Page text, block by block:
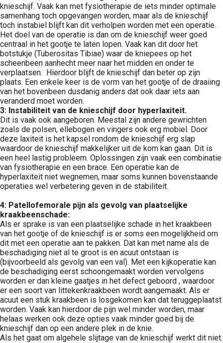
knieschijf. Vaak kan met fysiotherapie de iets minder optimale
samenhang toch opgevangen worden, maar als de knieschijf
toch instabiel blijft kan dit verholpen worden met een operatie.
Het doel van de operatie is dan om de knieschijf weer goed
centraal in het gootje te laten lopen. Vaak kan dit door het
botstukje (Tuberositas Tibiae) waar de kniepees op het
scheenbeen aanhecht meer naar het midden en onder te
verplaatsen. Hierdoor blijft de knieschijf dan beter op zijn
plaats. Een enkele keer is de vorm van het gootje of de draaiing
van het bovenbeen dusdanig anders dat ook daar iets aan
veranderd moet worden.
3: Instabiliteit van de knieschijf door hyperlaxiteit.
Dit is vaak ook aangeboren. Meestal zijn andere gewrichten
zoals de polsen, ellebogen en vingers ook erg mobiel. Door
deze laxiteit is het kapsel rondom de knieschijf erg slap
waardoor de knieschijf makkelijker uit de kom kan gaan. Dit is
een heel lastig probleem. Oplossingen zijn vaak een combinatie
van fysiotherapie en een brace. Een operatie kan de
hyperlaxiteit niet wegnemen, maar soms kunnen bovenstaande
operaties wel verbetering geven in de stabiliteit.
4: Patellofemorale pijn als gevolg van plaatselijke
kraakbeenschade:
Als er sprake is van een plaatselijke schade in het kraakbeen
van het gootje of de knieschijf is er soms een mogelijkheid om
dit met een operatie aan te pakken. Dat kan met name als de
beschadiging niet al te groot is en acuut ontstaan is
(bijvoorbeeld als gevolg van een val). Met een kijkoperatie kan
de beschadiging eerst schoongemaakt worden vervolgens
worden er dan kleine gaatjes in het defect geboord , waardoor
er een soort van littekenkraakbeen wordt aangemaakt. Als er
acuut een stuk kraakbeen is losgekomen kan dat teruggeplaatst
worden. Vaak kan hierdoor de pijn wel minder worden, maar
helaas werken ook deze opties vaak minder goed bij de
knieschijf dan op een andere plek in de knie.
Als het gaat om algehele slijtage van de knieschijf werkt dit niet.